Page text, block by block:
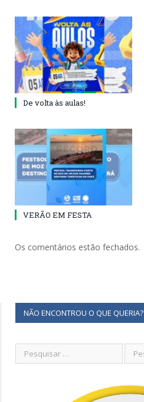
De volta às aulas!
VERÃO EM FESTA
Os comentários estão fechados.
NÃO ENCONTROU O QUE QUERIA?